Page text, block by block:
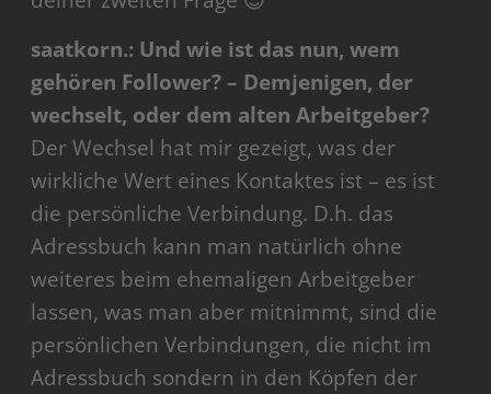
saatkorn.: Und wie ist das nun, wem
gehören Follower? – Demjenigen, der
wechselt, oder dem alten Arbeitgeber?
Der Wechsel hat mir gezeigt, was der
wirkliche Wert eines Kontaktes ist – es ist
die persönliche Verbindung. D.h. das
Adressbuch kann man natürlich ohne
weiteres beim ehemaligen Arbeitgeber
lassen, was man aber mitnimmt, sind die
persönlichen Verbindungen, die nicht im
Adressbuch sondern in den Köpfen der